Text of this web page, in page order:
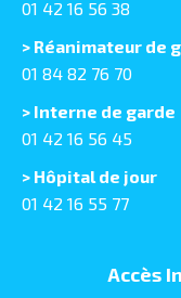
01 42 16 56 38
> Réanimateur de
01 84 82 76 70
> Interne de garde
01 42 16 56 45
> Hôpital de jour
01 42 16 55 77
Accès